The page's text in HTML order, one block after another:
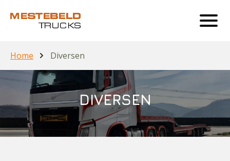
Home Diversen
DIVERSEN